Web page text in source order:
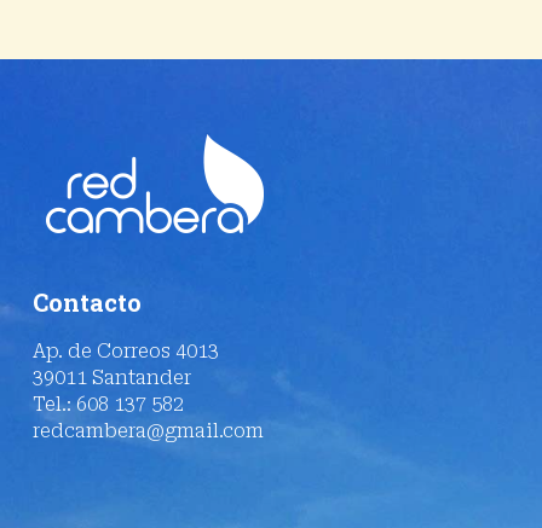
Contacto
Ap. de Correos 4013
39011 Santander
Tel.: 608 137 582
redcambera@gmail.com